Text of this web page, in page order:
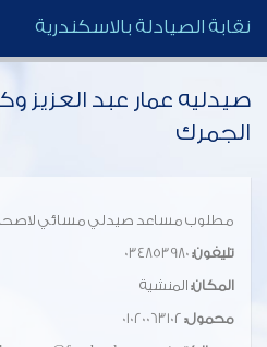
نقابة الصيادلة بالاسكندرية
صيدليه عمار عبد العزيز
الجمرك
مطلوب مساعد صيدلي مسائي
تليفون:
المكان: المنشية
محمول: